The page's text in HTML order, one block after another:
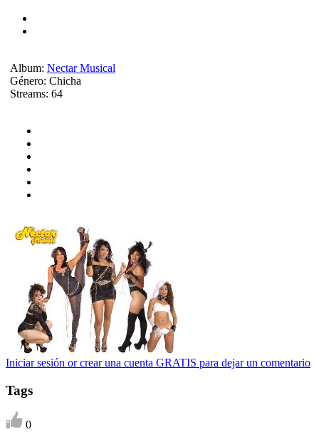
Album: Nectar Musical
Género: Chicha
Streams: 64
Iniciar sesión or crear una cuenta GRATIS para dejar un comentario
Tags
0